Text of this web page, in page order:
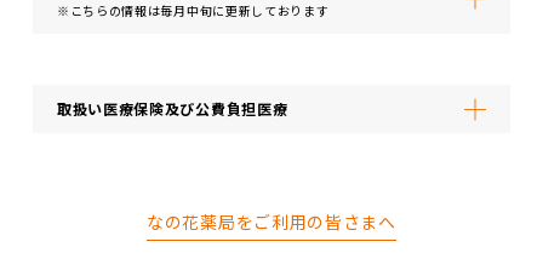
※こちらの情報は毎月中旬に更新しております
取扱い医療保険及び公費負担医療
なの花薬局をご利用の皆さまへ